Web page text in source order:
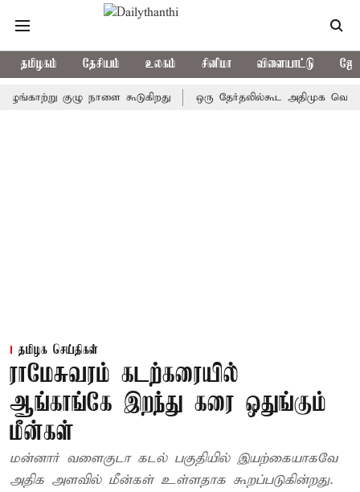
தமிழகம் தேசியம் உலகம் சினிமா விளையாட்டு
குழு நாளை கூடுகிறது ஒரு தேர்தலில்கூட அதிமுக
தமிழக செய்திகள்
ராமேசுவரம் கடற்கரையில்
ஆங்காங்கே இறந்து கரை ஒதுங்கும்
மீன்கள்
மன்னார் வளைகுடா கடல் பகுதியில் இயற்கையாகவே
அதிக அளவில் மீன்கள் உள்ளதாக கூறப்படுகின்றது.